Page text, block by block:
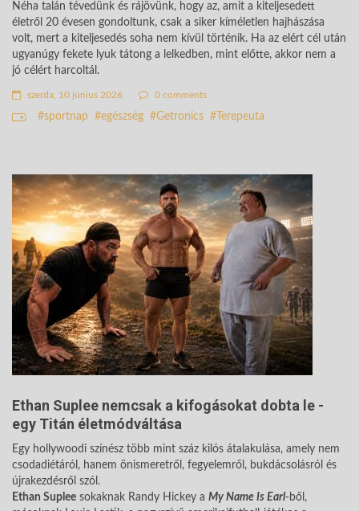
Néha talán tévedünk és rájövünk, hogy az, amit a kiteljesedett
életről 20 évesen gondoltunk, csak a siker kíméletlen hajhászása
volt, mert a kiteljesedés soha nem kívül történik. Ha az elért cél után
ugyanúgy fekete lyuk tátong a lelkedben, mint előtte, akkor nem a
jó célért harcoltál.
szerda, 10 június 2026 0 comments
sportnap egészség Getronics Terepeuta
Ethan Suplee nemcsak a kifogásokat dobta le -
egy Titán életmódváltása
Egy hollywoodi színész több mint száz kilós átalakulása, amely nem
csodadiétáról, hanem önismeretről, fegyelemről, bukdácsolásról és
újrakezdésről szól.
Ethan Suplee sokaknak Randy Hickey a My Name Is Earl-ből,